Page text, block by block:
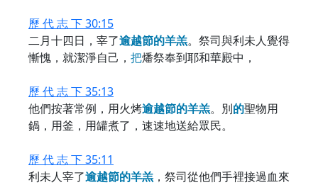
歷 代 志 下 30:15
二月十四日，宰了逾越節的羊羔。祭司與利未人覺得
慚愧，就潔淨自己， 把燔祭奉到耶和華殿中，
歷 代 志 下 35:13
他們按著常例，用火烤逾越節的羊羔。別的聖物用
鍋，用釜，用罐煮了，速速地送給眾民。
歷 代 志 下 35:11
利未人宰了逾越節的羊羔 ，祭司從他們手裡接過血來